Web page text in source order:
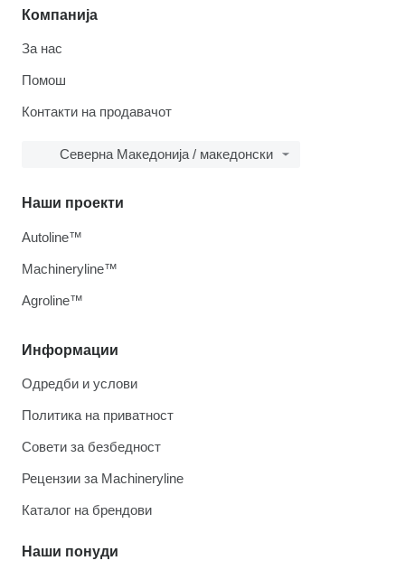
Компанија
За нас
Помош
Контакти на продавачот
Северна Македонија / македонски
Информации
Одредби и услови
Политика на приватност
Совети за безбедност
Рецензии за Machineryline
Каталог на брендови
Наши понуди
Наши проекти
Autoline™
Machineryline™
Agroline™